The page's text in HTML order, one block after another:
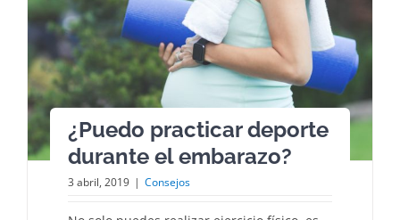
¿Puedo practicar deporte
durante el embarazo?
3 abril, 2019 | Consejos